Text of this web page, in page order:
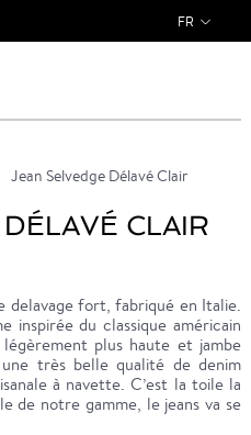
FR
Jean Selvedge Délavé Clair
CLAIR
delavage fort, fabriqué en Italie.
inspirée du classique américain
plus haute et jambe
très belle qualité de denim
à navette. C’est la toile la
de notre gamme, le jeans va se